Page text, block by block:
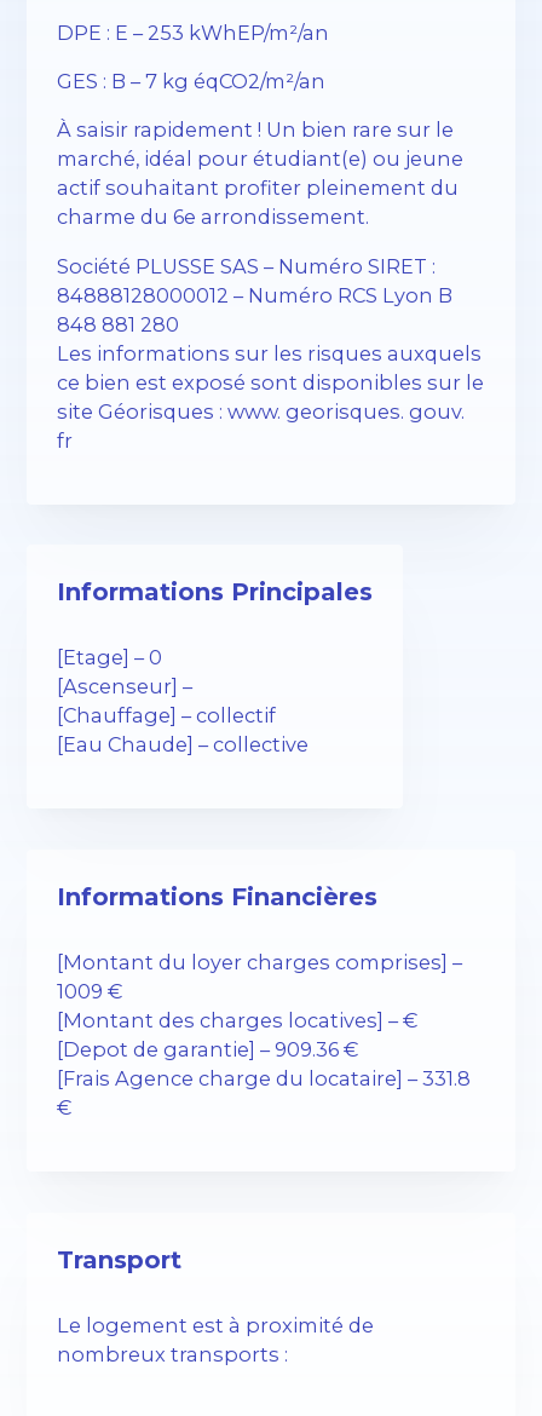
DPE : E – 253 kWhEP/m²/an
GES : B – 7 kg éqCO2/m²/an
À saisir rapidement ! Un bien rare sur le
marché, idéal pour étudiant(e) ou jeune
actif souhaitant profiter pleinement du
charme du 6e arrondissement.
Société PLUSSE SAS – Numéro SIRET :
84888128000012 – Numéro RCS Lyon B
848 881 280
Les informations sur les risques auxquels
ce bien est exposé sont disponibles sur le
site Géorisques : www. georisques. gouv.
fr
Informations Principales
[Etage] – 0
[Ascenseur] –
[Chauffage] – collectif
[Eau Chaude] – collective
Informations Financières
[Montant du loyer charges comprises] –
1009 €
[Montant des charges locatives] – €
[Depot de garantie] – 909.36 €
[Frais Agence charge du locataire] – 331.8
€
Transport
Le logement est à proximité de
nombreux transports :